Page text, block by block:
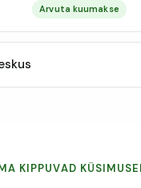
Arvuta kuumakse
KIPPUVAD